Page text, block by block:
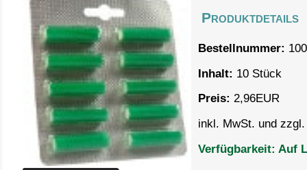
Produktdetails
Bestellnummer:
Inhalt: 10 Stück
Preis: 2,96EUR
inkl. MwSt. und
Verfügbarkeit: Auf